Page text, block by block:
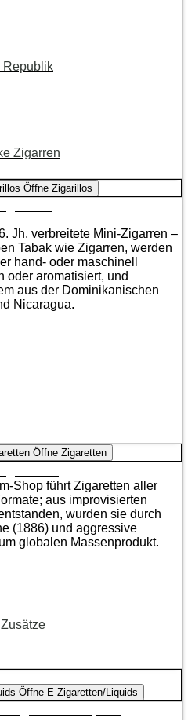
Republik
Zigarren
Öffne Zigarillos
Jh. verbreitete Mini-Zigarren –
Tabak wie Zigarren, werden
hand- oder maschinell
oder aromatisiert, und
aus der Dominikanischen
Nicaragua.
Öffne Zigaretten
Shop führt Zigaretten aller
aus improvisierten
wurden sie durch
(1886) und aggressive
globalen Massenprodukt.
Öffne E-Zigaretten/Liquids